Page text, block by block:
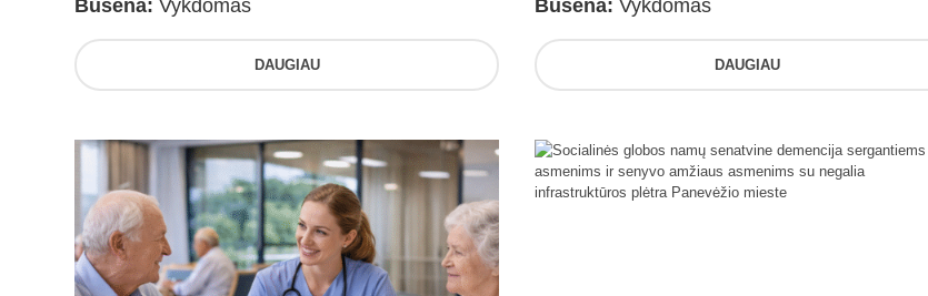
Būsena: Vykdomas
DAUGIAU
Būsena: Vykdomas
DAUGIAU